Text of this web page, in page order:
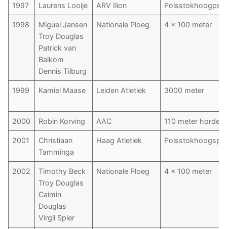
1997 Laurens Looije ARV Ilion
1998
Miguel Jansen
Troy Douglas
Patrick van
Balkom
Dennis Tilburg
Nationale Ploeg 4 x 100 meter
1999 Kamiel Maase Leiden Atletiek 3000 meter
2000 Robin Korving AAC 110 meter horden
2001
Christiaan
Tamminga
Haag Atletiek
2002
Timothy Beck
Troy Douglas
Caimin
Douglas
Virgil Spier
Nationale Ploeg 4 x 100 meter